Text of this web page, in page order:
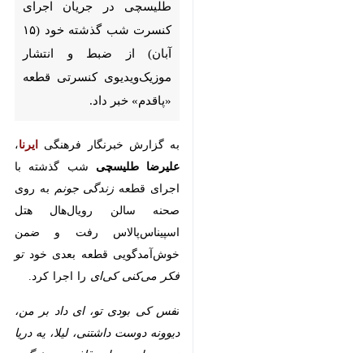
موزیک‌ویدیوی کنسرتی قطعه
«پاقدم» خبر داد.
به گزارش خبرنگار فرهنگیایرنا،علیرضا
طلیسچیشب گذشته با اجرای قطعه
رویال‌هال هتل اسپیناس‌پالاس رفت و
ضمن خوش‌آمدگویی قطعه بعدی خود
تو فکر می‌کنی کی‌ایرا اجرا کرد.
فس کی بودی تو، ای داد بر من،
دیوونه دوست داشتنی، لیلا، یه دریا
نریم، دل به دل، قاف
وسختگیر،
که در کنسرت شب گذشته به اجرا
درآمدند.